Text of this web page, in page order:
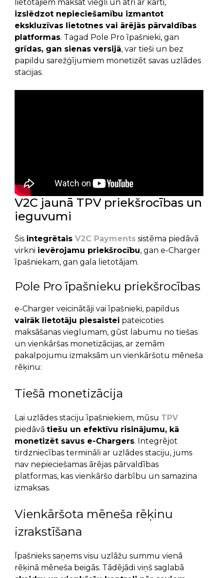
lietotājiem maksāt viegli un ātri ar karti,
izslēdzot nepieciešamību izmantot
ekskluzīvas lietotnes vai ārējās pārvaldības
platformas. Tagad Pole Pro īpašnieki, gan
grīdas, gan sienas versijā, var tieši un bez
papildu sarežģījumiem monetizēt savas uzlādes
stacijas.
V2C jaunā TPV priekšrocības un
ieguvumi
Šis integrētais V2C Payments sistēma piedāvā
virkni ievērojamu priekšrocību, gan e-Charger
īpašniekam, gan gala lietotājam.
Pole Pro īpašnieku priekšrocības
e-Charger veicinātāji vai īpašnieki, papildus
vairāk lietotāju piesaistei pateicoties
maksāšanas vieglumam, gūst labumu no tiešas
un vienkāršas monetizācijas, ar zemām
pakalpojumu izmaksām un vienkāršotu mēneša
rēķinu:
Tiešā monetizācija
Lai uzlādes staciju īpašniekiem, mūsu TPV
piedāvā tiešu un efektīvu risinājumu, kā
monetizēt savus e-Chargers. Integrējot
tirdzniecības termināli ar uzlādes staciju, jums
nav nepieciešamas ārējas pārvaldības
platformas, kas vienkāršo darbību un samazina
izmaksas.
Vienkāršota mēneša rēķinu
izrakstīšana
Īpašnieks saņems visu uzlāžu summu vienā
rēķinā mēneša beigās. Tādējādi viņš saglabā